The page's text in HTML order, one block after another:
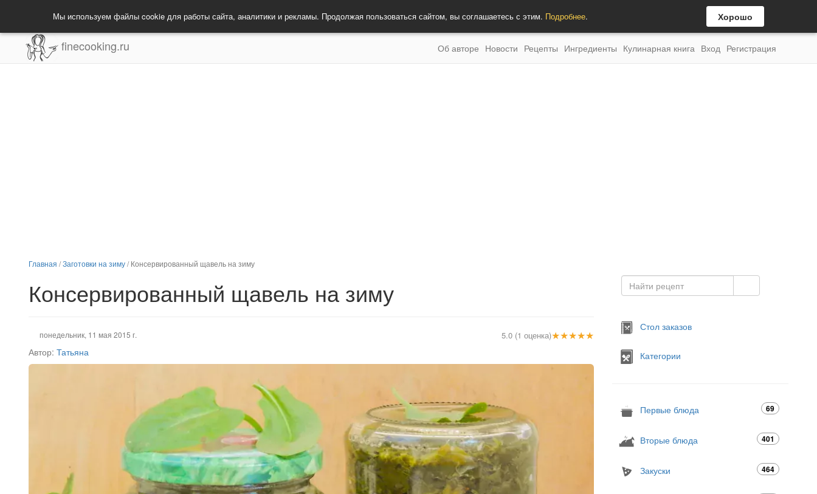
Мы используем файлы cookie для работы сайта, аналитики и рекламы. Продолжая пользоваться сайтом, вы соглашаетесь с этим. Подробнее. Хорошо
finecooking.ru Об авторе Новости Рецепты Ингредиенты Кулинарная книга Вход Регистрация
Главная /Заготовки на зиму/Консервированный щавель на зиму
Консервированный щавель на зиму
★★★★★
5.0 (1 оценка)
понедельник, 11 мая 2015 г.
Автор: Татьяна
Стол заказов
Категории
Первые блюда 69
Вторые блюда 401
Закуски 464